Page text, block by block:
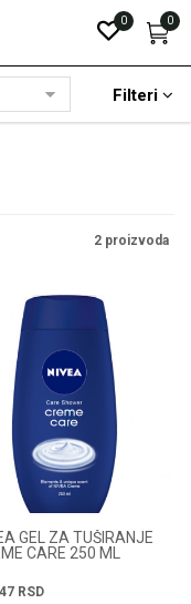
0
0
Filteri
2 proizvoda
GEL ZA TUŠIRANJE
CARE 250 ML
RSD